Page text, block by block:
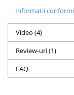
Informatii
Video (4)
Review-uri(1)
FAQ